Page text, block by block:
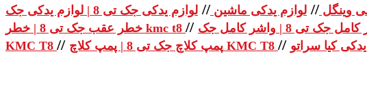
وینگل // لوازم یدکی ماشین //
خطر عقب جک تی 8 | خطر kmc t8 //
KMC T8 // پمپ کلاچ جک تی 8 | پمپ کلاچ KMC T8 //